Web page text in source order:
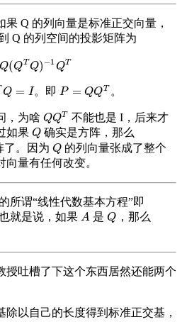
Q 的列向量是标准正交向量，
Q 的列空间的投影矩阵为
Q(QT Q) −1 QT
Q(QTQ)−1QT
Q = I
Q=I 。即 P = QQT
P= Q QT 。
，为啥 QQT
QQT 不能也是 I，后来才
如果 Q
Q 确实是方阵，那么
。因为 Q
Q 的列向量张成了整个
量有任何改变。
所谓“线性代数基本方程”即
就是说，如果 A
A 是Q
Q ，那么
授吐槽了下这个东西居然还能两个
以自己的长度得到标准正交基，